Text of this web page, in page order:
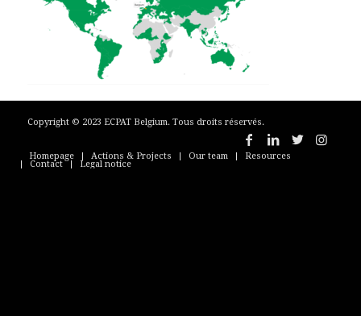
Copyright © 2023 ECPAT Belgium. Tous droits réservés.
Homepage Actions & Projects Our team Resources
Contact Legal notice